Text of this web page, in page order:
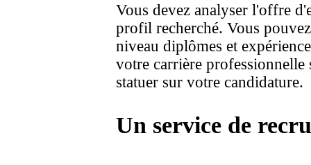
Vous devez analyser l'offre
profil recherché. Vous
niveau diplômes et
votre carrière
statuer sur votre candidature.
Un service de